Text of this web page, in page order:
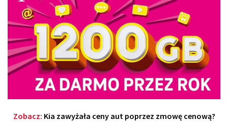
Zobacz: Kia zawyżała ceny aut poprzez zmowę cenową?